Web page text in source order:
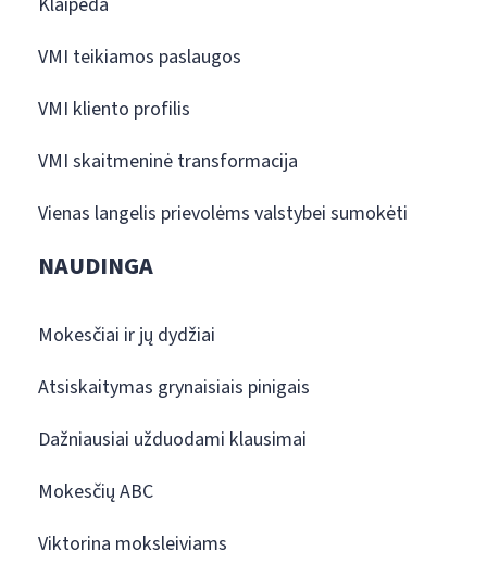
VMI teikiamos paslaugos
VMI kliento profilis
VMI skaitmeninė transformacija
Vienas langelis prievolėms valstybei sumokėti
NAUDINGA
Mokesčiai ir jų dydžiai
Atsiskaitymas grynaisiais pinigais
Dažniausiai užduodami klausimai
Mokesčių ABC
Viktorina moksleiviams